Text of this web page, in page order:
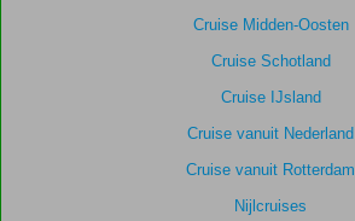
Cruise Midden-Oosten
Cruise Schotland
Cruise IJsland
Cruise vanuit Nederland
Cruise vanuit Rotterdam
Nijlcruises